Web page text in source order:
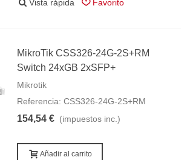
Vista rápida Favorito
MikroTik CSS326-24G-2S+RM
Switch 24xGB 2xSFP+
Mikrotik
Referencia: CSS326-24G-2S+RM
154,54 € (impuestos inc.)
Añadir al carrito